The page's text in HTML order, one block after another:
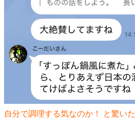
自分で調理する気なのか！ と驚いた